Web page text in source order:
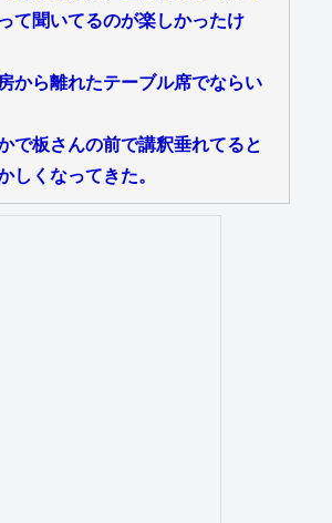
て聞いてるのが楽しかったけ
から離れたテーブル席でならい
で板さんの前で講釈垂れてると
しくなってきた。